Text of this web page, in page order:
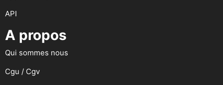
API
A propos
Qui sommes nous
Cgu / Cgv